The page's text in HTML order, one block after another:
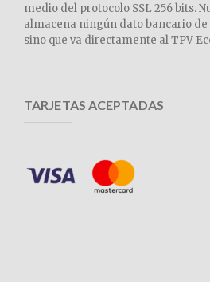
medio del protocolo SSL 256 bits.
almacena ningún dato bancario
sino que va directamente al TPV
TARJETAS ACEPTADAS